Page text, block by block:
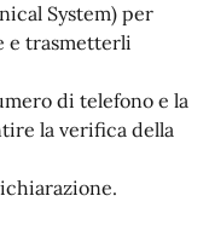
System) per
e trasmetterli
di telefono e la
la verifica della